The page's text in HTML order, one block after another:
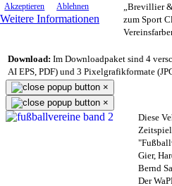
Akzeptieren Ablehnen
Weitere Informationen
„Brevillier
zum Sport
Download: Im Downloadpaket sind 4
AI EPS, PDF) und 3 Pixelgrafikformate
×
×
Diese
Gier,
Bernd
Der